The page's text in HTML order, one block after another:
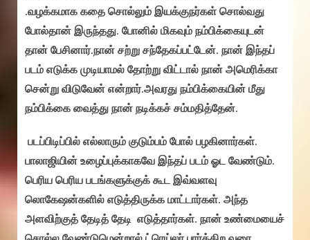
.வழக்கமாக கதை சொல்லும் இயக்குநர்கள் சொல்வது
போல்தான் இருந்தது. போனில் மிகவும் நம்பிக்கையுடன்
தான் பேசினார்.நான் சற்று சந்தேகப்பட்டேன். நான் இந்தப்
படம் எடுக்க முடியாமல் தோற்று விட்டால் நான் அமெரிக்கா
சென்று விடுவேன் என்றார்.அவரது நம்பிக்கையின் மீது
நம்பிக்கை வைத்து நான் நடிக்கச் சம்மதித்தேன்.
படப்பிடிப்பில் எல்லாரும் குடும்பம் போல் பழகினார்கள்.
பாலாஜியின் உழைப்புக்காகவே இந்தப் படம் ஓட வேண்டும்.
பெரிய பெரிய படங்களுக்குக் கூட இவ்வளவு
லொகேஷன்களில் எடுத்திருக்க மாட்டார்கள். அந்த
அளவிற்குத் தேடித் தேடி எடுத்தார்கள். நான் உண்மையைச்